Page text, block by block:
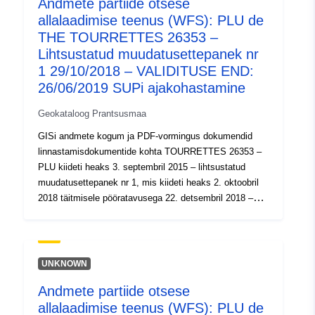
Tüüp:
Ressurss:
http://inspire.ec.europa.eu/
codelist/SpatialDataServiceType/
Andmete partiide otsese
allalaadimise teenus (WFS): PLU de
THE TOURRETTES 26353 –
Lihtsustatud muudatusettepanek nr
1 29/10/2018 – VALIDITUSE END:
26/06/2019 SUPi ajakohastamine
Geokataloog Prantsusmaa
GISi andmete kogum ja PDF-vormingus dokumendid
linnastamisdokumentide kohta TOURRETTES 26353 –
PLU kiideti heaks 3. septembril 2015 – lihtsustatud
muudatusettepanek nr 1, mis kiideti heaks 2. oktoobril
2018 täitmisele pööratavusega 22. detsembril 2018 –
UNKNOWN
Andmete partiide otsese
allalaadimise teenus (WFS): PLU de